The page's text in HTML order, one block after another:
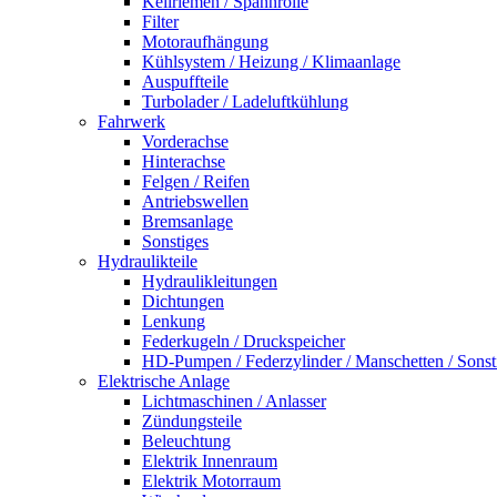
Filter
Motoraufhängung
Kühlsystem / Heizung / Klimaanlage
Auspuffteile
Turbolader / Ladeluftkühlung
Fahrwerk
Vorderachse
Hinterachse
Felgen / Reifen
Antriebswellen
Bremsanlage
Sonstiges
Hydraulikteile
Hydraulikleitungen
Dichtungen
Lenkung
Federkugeln / Druckspeicher
HD-Pumpen / Federzylinder / Manschetten /
Elektrische Anlage
Lichtmaschinen / Anlasser
Zündungsteile
Beleuchtung
Elektrik Innenraum
Elektrik Motorraum